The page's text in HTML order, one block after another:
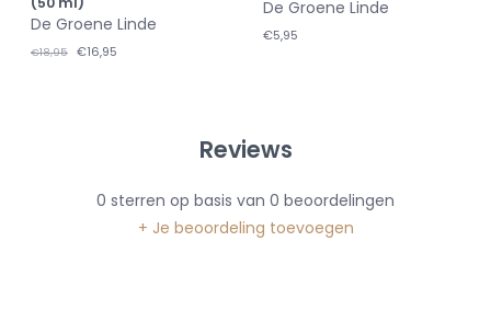
De Groene Linde
€18,95 €16,95
De Groene Linde
€5,95
Reviews
0 sterren op basis van 0 beoordelingen
+ Je beoordeling toevoegen